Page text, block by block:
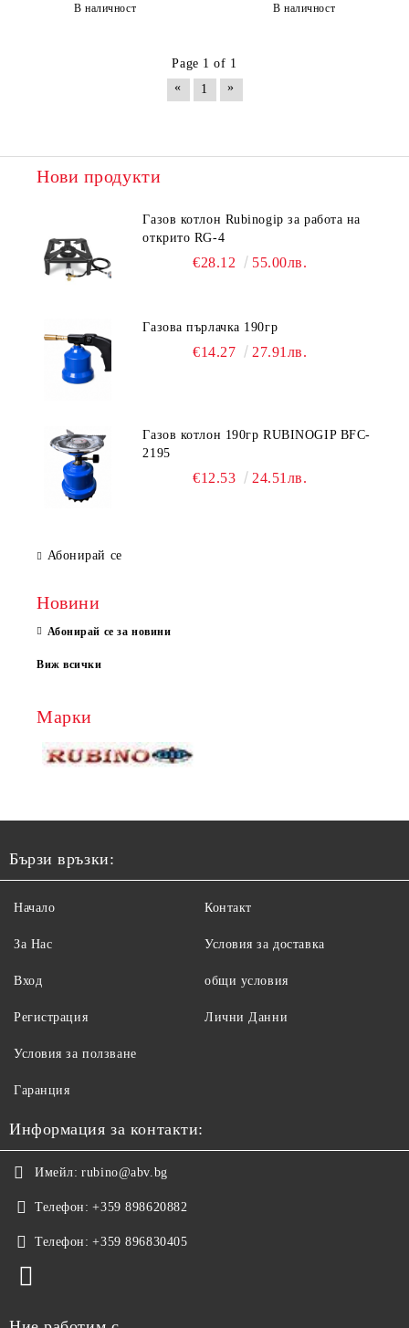
В наличност В наличност
Page 1 of 1
«
1 »
Нови продукти
Газов котлон Rubinogip за работа на
открито RG-4
€28.12 55.00лв.
Газова пърлачка 190гр
€14.27 27.91лв.
Газов котлон 190гр RUBINOGIP BFC-
2195
€12.53 24.51лв.
Абонирай се
Новини
Абонирай се за новини
Виж всички
Марки
Бързи връзки:
Начало
За Нас
Вход
Регистрация
Контакт
Условия за доставка
общи условия
Лични Данни
Условия за ползване
Гаранция
Информация за контакти:
Имейл: rubino@abv.bg
Телефон: +359 898620882
Телефон: +359 896830405